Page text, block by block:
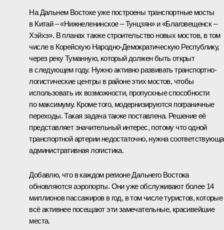
На Дальнем Востоке уже построены транспортные мосты
в Китай – «Нижнеленинское – Тунцзян» и «Благовещенск –
Хэйхэ». В планах также строительство новых мостов, в том
числе в Корейскую Народно-Демократическую Республику,
через реку Туманную, который должен быть открыт
в следующем году. Нужно активно развивать транспортно-
логистические центры в районе этих мостов, чтобы
использовать их возможности, пропускные способности
по максимуму. Кроме того, модернизируются пограничные
переходы. Такая задача также поставлена. Решение её
представляет значительный интерес, потому что одной
транспортной артерии недостаточно, нужна
административная логистика.
Добавлю, что в каждом регионе Дальнего Востока
обновляются аэропорты. Они уже обслуживают более 14
миллионов пассажиров в год, в том числе туристов, которые
всё активнее посещают эти замечательные, красивейшие
места.